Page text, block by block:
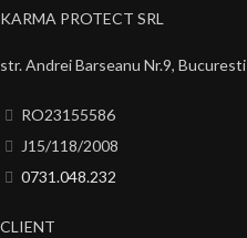
KARMA PROTECT SRL
str. Andrei Barseanu Nr.9, Bucuresti
RO23155586
J15/118/2008
0731.048.232
CLIENT